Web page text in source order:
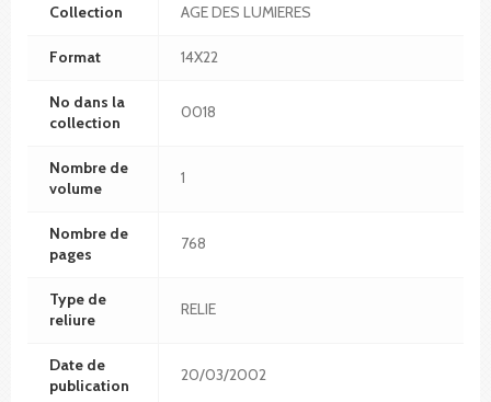
Collection AGE DES LUMIERES
Format 14X22
No dans la
collection
0018
Nombre de
volume
1
Nombre de
pages
768
Type de
reliure
RELIE
Date de
publication
20/03/2002